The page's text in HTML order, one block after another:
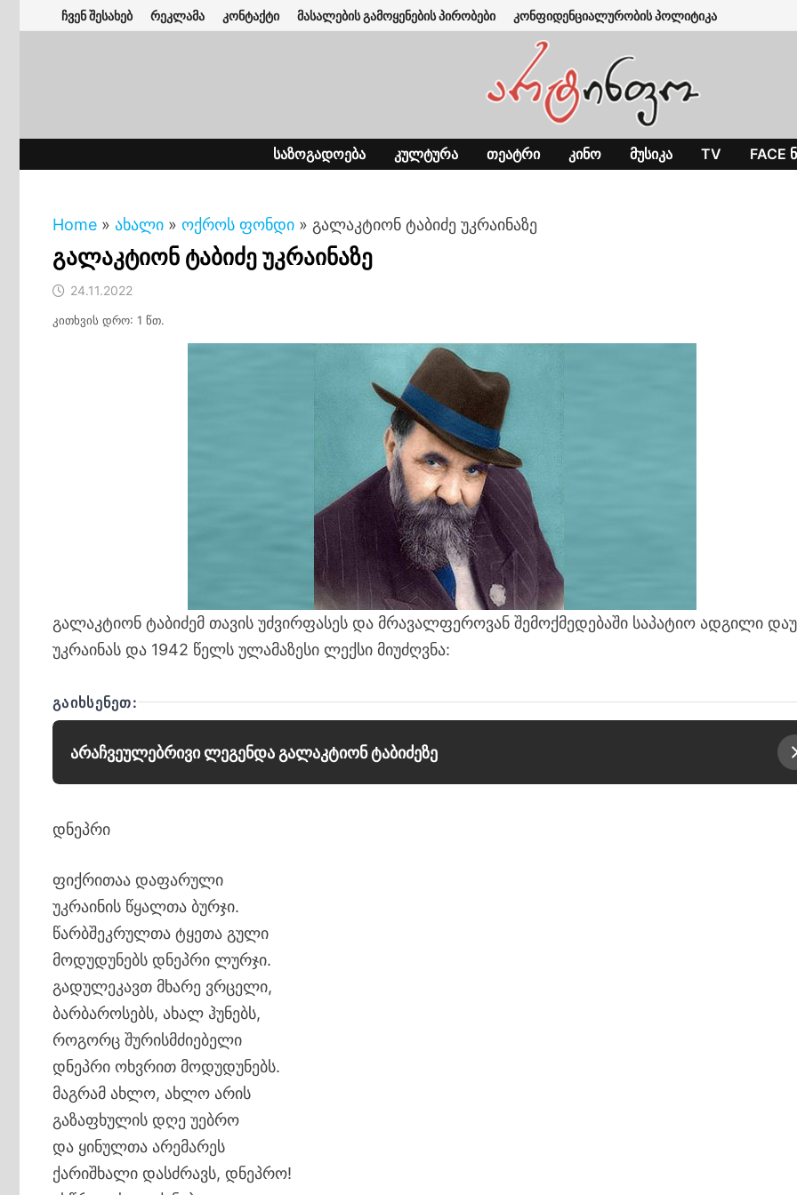
to
ჩვენ შესახებ რეკლამა კონტაქტი მასალების გამოყენების პირობები კონფიდენციალურობის პოლიტიკა
ᲡᲐᲖᲝᲒᲐᲓᲝᲔᲑᲐ ᲙᲣᲚᲢᲣᲠᲐ ᲗᲔᲐᲢᲠᲘ ᲙᲘᲜᲝ ᲛᲣᲡᲘᲙᲐ TV FACE
Home » ახალი » ოქროს ფონდი » გალაკტიონ ტაბიძე უკრაინაზე
გალაკტიონ ტაბიძე უკრაინაზე
24.11.2022
კითხვის დრო: 1 წთ.
გალაკტიონ ტაბიძემ თავის უძვირფასეს და მრავალფეროვან შემოქმედებაში საპატიო ადგილი
უკრაინას და 1942 წელს ულამაზესი ლექსი მიუძღვნა:
ᲒᲐᲘᲮᲡᲔᲜᲔᲗ:
არაჩვეულებრივი ლეგენდა გალაკტიონ ტაბიძეზე
დნეპრი
ფიქრითაა დაფარული
უკრაინის წყალთა ბურჯი.
წარბშეკრულთა ტყეთა გული
მოდუდუნებს დნეპრი ლურჯი.
გადულეკავთ მხარე ვრცელი,
ბარბაროსებს, ახალ ჰუნებს,
როგორც შურისმძიებელი
დნეპრი ოხვრით მოდუდუნებს.
მაგრამ ახლო, ახლო არის
გაზაფხულის დღე უებრო
და ყინულთა არემარეს
ქარიშხალი დასძრავს, დნეპრო!